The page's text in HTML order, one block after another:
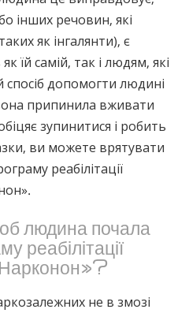
інших речовин, які
як інгалянти), є
їй самій, так і людям, які
допомогти людині
припинила вживати
зупинитися і робить
ви можете врятувати
реабілітації
людина почала
реабілітації
не в змозі